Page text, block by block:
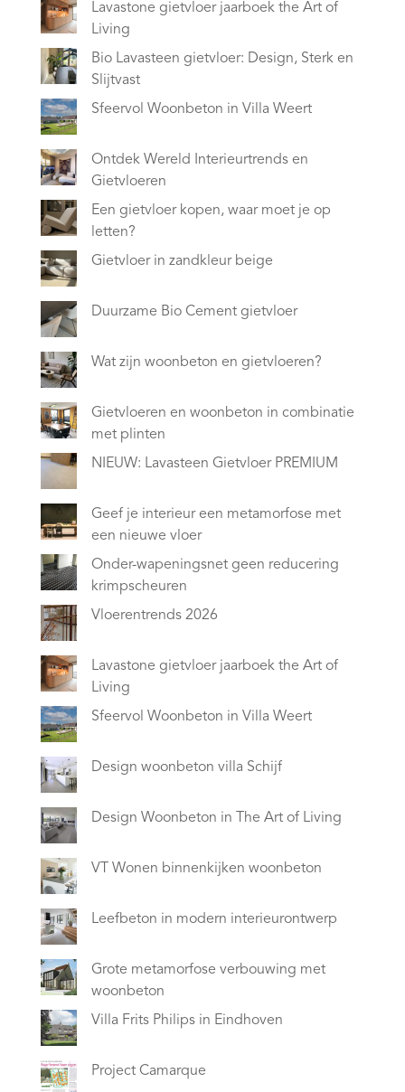
Lavastone gietvloer jaarboek the Art of
Living
Bio Lavasteen gietvloer: Design, Sterk en
Slijtvast
Sfeervol Woonbeton in Villa Weert
Ontdek Wereld Interieurtrends en
Gietvloeren
Een gietvloer kopen, waar moet je op
letten?
Gietvloer in zandkleur beige
Duurzame Bio Cement gietvloer
Wat zijn woonbeton en gietvloeren?
Gietvloeren en woonbeton in combinatie
met plinten
NIEUW: Lavasteen Gietvloer PREMIUM
Geef je interieur een metamorfose met
een nieuwe vloer
Onder-wapeningsnet geen reducering
krimpscheuren
Vloerentrends 2026
Lavastone gietvloer jaarboek the Art of
Living
Sfeervol Woonbeton in Villa Weert
Design woonbeton villa Schijf
Design Woonbeton in The Art of Living
VT Wonen binnenkijken woonbeton
Leefbeton in modern interieurontwerp
Grote metamorfose verbouwing met
woonbeton
Villa Frits Philips in Eindhoven
Project Camarque